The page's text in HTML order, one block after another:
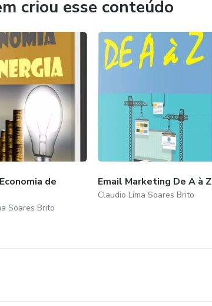
criou esse conteúdo
de
Soares Brito
Email Marketing De A à Z
Claudio Lima Soares Brito